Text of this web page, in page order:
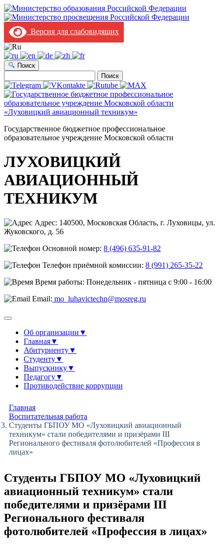
Версия для слабовидящих
Поиск
Государственное бюджетное профессиональное
образовательное учреждение Московской области
ЛУХОВИЦКИЙ
АВИАЦИОННЫЙ
ТЕХНИКУМ
Адрес: 140500, Московская Область, г. Луховицы, ул.
Жуковского, д. 56
Основной номер: 8 (496) 635-91-82
Телефон приёмной комиссии: 8 (991) 265-35-22
Время работы: Понедельник - пятница с 9:00 - 16:00
Email: mo_luhavictechn@mosreg.ru
Об организации ▼
Главная▼
Абитуриенту▼
Студенту▼
Выпускнику▼
Педагогу▼
Противодействие коррупции
Главная
Воспитательная работа
Студенты ГБПОУ МО «Луховицкий авиационный
техникум» стали победителями и призёрами III
Регионального фестиваля фотолюбителей «Профессия в
лицах»
Студенты ГБПОУ МО «Луховицкий
авиационный техникум» стали
победителями и призёрами III
Регионального фестиваля
фотолюбителей «Профессия в лицах»